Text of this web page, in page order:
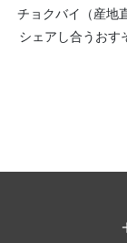
チョクバイ（産地
シェアし合う おす